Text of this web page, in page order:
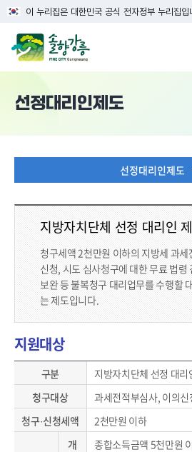
이 누리집은 대한민국 공식 전자정부 누리집입
선정대리인제도
선정대리인제도
지방자치단체 선정 대리인
청구세액 2천만원 이하의 지방세 과
신청, 시도 심사청구에 대한 무료 법령
보완 등 불복청구 대리업무를 수행할
는 제도입니다.
지원대상
구분
지방자치단체 선정 대리
청구대상
과세전적부심사, 이의
청구·신청세액
2천만원 이하
개
종합소득금액 5천만원